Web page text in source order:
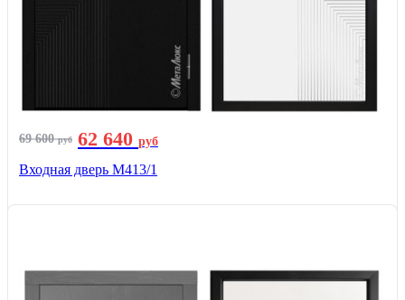
69 600руб 62 640 руб
Входная дверь М413/1